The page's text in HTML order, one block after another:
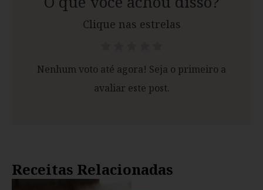
Clique nas estrelas
Nenhum voto até agora! Seja o primeiro a
avaliar este post.
Receitas Relacionadas